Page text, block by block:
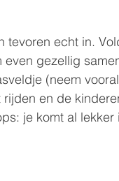
tevoren echt in.
gezellig
(neem
en de
je komt al